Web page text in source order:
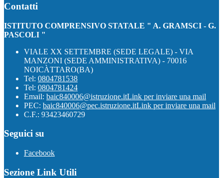
Contatti
ISTITUTO COMPRENSIVO STATALE " A. GRAMSCI - G.
PASCOLI "
VIALE XX SETTEMBRE (SEDE LEGALE) - VIA
MANZONI (SEDE AMMINISTRATIVA) - 70016
NOICÀTTARO(BA)
Tel: 0804781538
Tel: 0804781424
Email: baic840006@istruzione.itLink per inviare una mail
PEC: baic840006@pec.istruzione.itLink per inviare una mail
C.F.: 93423460729
Seguici su
Facebook
Sezione Link Utili